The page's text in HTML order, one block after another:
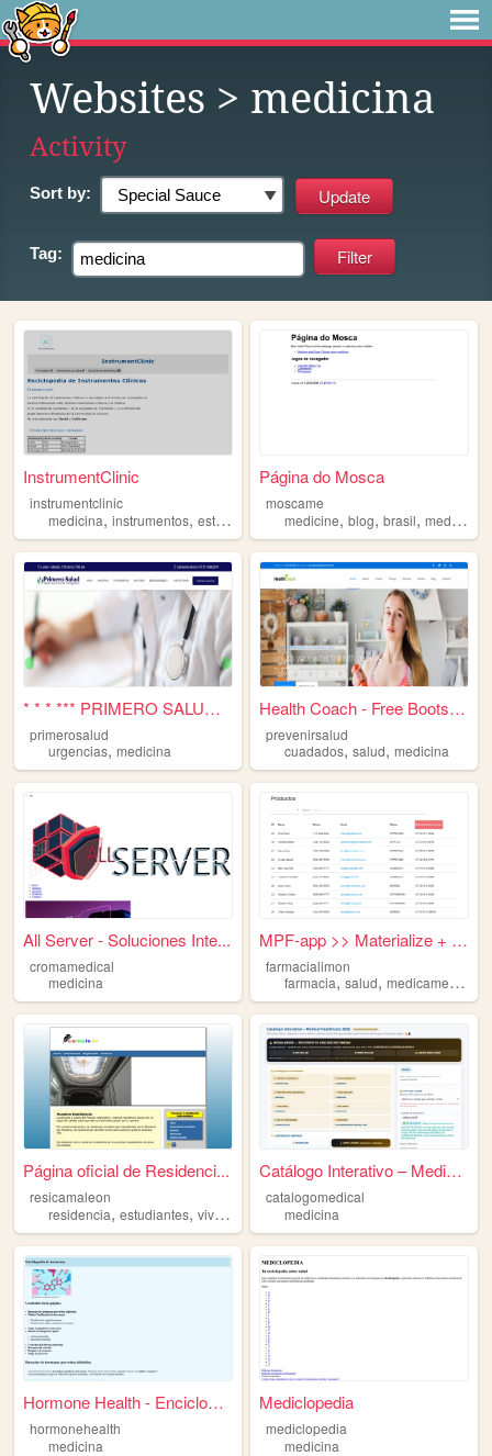
Websites > medicina
Activity
Sort by:
Tag:
InstrumentClinic
instrumentclinic
medicina, instrumentos, estudios
Página do Mosca
moscame
medicine,blog,brasil,medicina
* * * *** PRIMERO SALUD - Me...
primerosalud
urgencias, medicina
Health Coach - Free Bootstra...
prevenirsalud
cuadados,salud,medicina
All Server - Soluciones Inte...
cromamedical
medicina
MPF-app >> Materialize + Ang...
farmacialimon
farmacia,salud,medicamentos
Página oficial de Residenci...
resicamaleon
residencia, estudiantes, vivir , ,medicina
Catálogo Interativo – Medica...
catalogomedical
medicina
Hormone Health - Enciclopedi...
hormonehealth
medicina
Mediclopedia
mediclopedia
medicina